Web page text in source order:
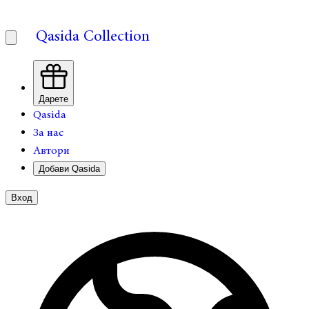
Qasida Collection
Дарете
Qasida
За нас
Автори
Добави Qasida
Вход